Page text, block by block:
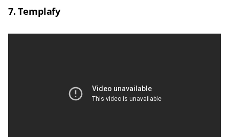
7. Templafy